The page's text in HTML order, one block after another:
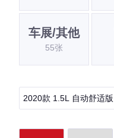
车展/其他
55张
2020款 1.5L 自动舒适版